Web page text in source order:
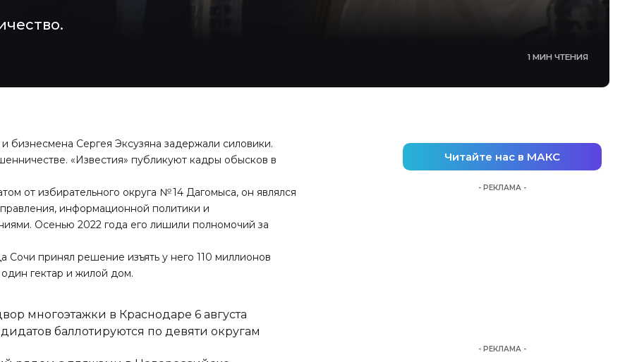
1 МИН ЧТЕНИЯ
бизнесмена Сергея Эксузяна задержали силовики.
«Известия» публикуют кадры обысков в
от избирательного округа № 14 Дагомыса, он являлся
информационной политики и
Осенью 2022 года его лишили полномочий за
принял решение изъять у него 110 миллионов
гектар и жилой дом.
многоэтажки в Краснодаре 6 августа
баллотируются по девяти округам
Читайте нас в МАКС
- РЕКЛАМА -
- РЕКЛАМА -